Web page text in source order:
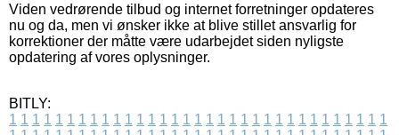
Viden vedrørende tilbud og internet forretninger opdateres
nu og da, men vi ønsker ikke at blive stillet ansvarlig for
korrektioner der måtte være udarbejdet siden nyligste
opdatering af vores oplysninger.
BITLY:
1 1 1 1 1 1 1 1 1 1 1 1 1 1 1 1 1 1 1 1 1 1 1 1 1 1 1 1 1 1 1 1 1